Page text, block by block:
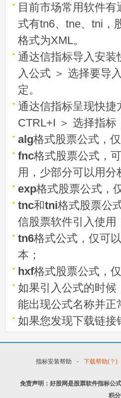
目前市场常用软件
式有tn6、tne、tni，
格式为XML。
通达信指标导入安装
入公式 ＞ 选择要导
定。
通达信指标呈现快捷
CTRL+I ＞ 选择指标
alg格式股票公式，
fnc格式股票公式，
用，少部分可以用
exp格式股票公式，
tnc和tni格式股票公
信股票软件引入使用
tn6格式公式，仅可
本；
hxf格式股票公式，
如果引入公式的时候
能出现公式名称并正
如果您发现下载链接
指标安装帮助 - 下载帮助(？)
免责声明：好股网是股票软件指标公
积